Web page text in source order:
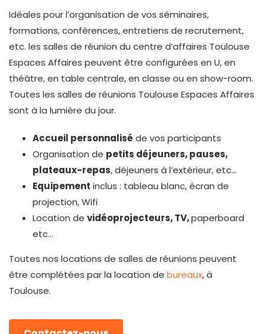
Idéales pour l’organisation de vos séminaires,
formations, conférences, entretiens de recrutement,
etc. les salles de réunion du centre d’affaires Toulouse
Espaces Affaires peuvent être configurées en U, en
théâtre, en table centrale, en classe ou en show-room.
Toutes les salles de réunions Toulouse Espaces Affaires
sont à la lumière du jour.
Accueil personnalisé de vos participants
Organisation de petits déjeuners, pauses,
plateaux-repas, déjeuners à l’extérieur, etc…
Equipement inclus : tableau blanc, écran de
projection, Wifi
Location de vidéoprojecteurs, TV,paperboard
etc…
Toutes nos locations de salles de réunions peuvent
être complétées par la location de bureaux, à
Toulouse.